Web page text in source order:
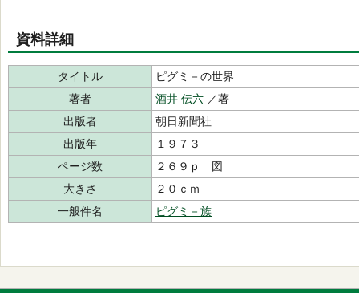
資料詳細
タイトル
ピグミ－の世界
著者
酒井 伝六 ／著
出版者
朝日新聞社
出版年
１９７３
ページ数
２６９ｐ 図
大きさ
２０ｃｍ
一般件名
ピグミ－族